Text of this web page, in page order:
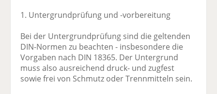
1. Untergrundprüfung und -vorbereitung
Bei der Untergrundprüfung sind die geltenden
DIN-Normen zu beachten - insbesondere die
Vorgaben nach DIN 18365. Der Untergrund
muss also ausreichend druck- und zugfest
sowie frei von Schmutz oder Trennmitteln sein.